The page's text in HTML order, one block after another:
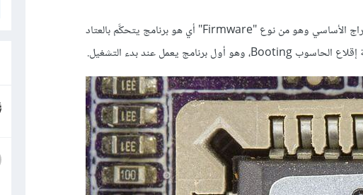
يشير المصطلح BIOS‏ (Basic Input/Output System) إلى نظام الإدخال والإخراج الأساسي وهو من نوع "Firmware" أي هو برنامج يتحكَّم بالعتاد